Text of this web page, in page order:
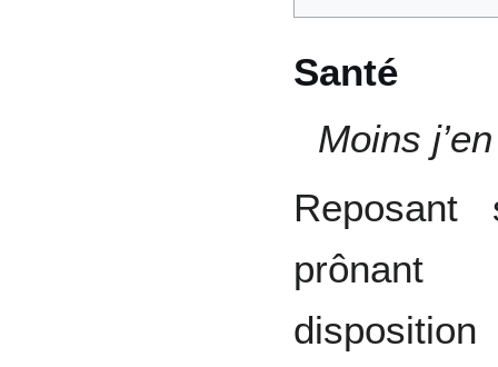
Santé
Moins
prônant